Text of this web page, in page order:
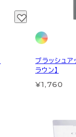
ブラッシュ
ラウン】
¥1,760